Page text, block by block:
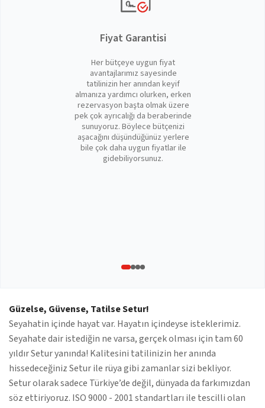
Fiyat Garantisi
Her bütçeye uygun fiyat
avantajlarımız sayesinde
tatilinizin her anından keyif
almanıza yardımcı olurken, erken
rezervasyon başta olmak üzere
pek çok ayrıcalığı da beraberinde
sunuyoruz. Böylece bütçenizi
aşacağını düşündüğünüz yerlere
bile çok daha uygun fiyatlar ile
gidebiliyorsunuz.
Güzelse, Güvense, Tatilse Setur!
Seyahatin içinde hayat var. Hayatın içindeyse isteklerimiz.
Seyahate dair istediğin ne varsa, gerçek olması için tam 60
yıldır Setur yanında! Kalitesini tatilinizin her anında
hissedeceğiniz Setur ile rüya gibi zamanlar sizi bekliyor.
Setur olarak sadece Türkiye’de değil, dünyada da farkımızdan
söz ettiriyoruz. ISO 9000 - 2001 standartları ile tescilli olan